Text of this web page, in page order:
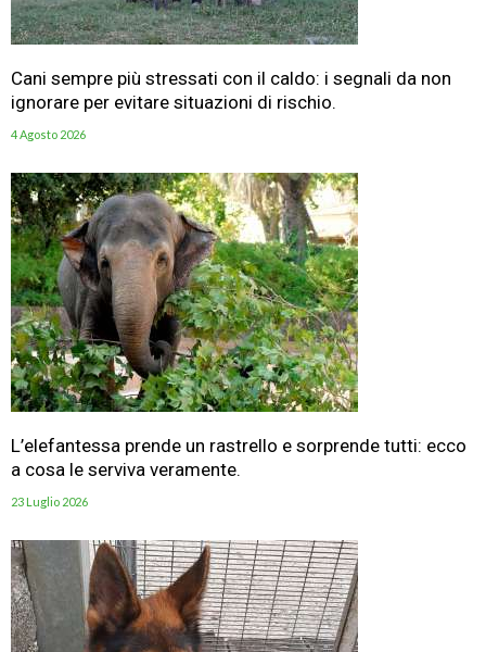
Cani sempre più stressati con il caldo: i segnali da non
ignorare per evitare situazioni di rischio.
4 Agosto 2026
L’elefantessa prende un rastrello e sorprende tutti: ecco
a cosa le serviva veramente.
23 Luglio 2026